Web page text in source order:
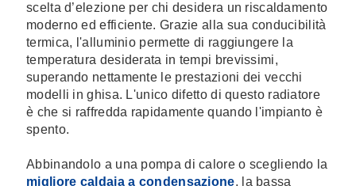
scelta d’elezione per chi desidera un riscaldamento
moderno ed efficiente. Grazie alla sua conducibilità
termica, l'alluminio permette di raggiungere la
temperatura desiderata in tempi brevissimi,
superando nettamente le prestazioni dei vecchi
modelli in ghisa. L'unico difetto di questo radiatore
è che si raffredda rapidamente quando l'impianto è
spento.
Abbinandolo a una pompa di calore o scegliendo la
migliore caldaia a condensazione, la bassa